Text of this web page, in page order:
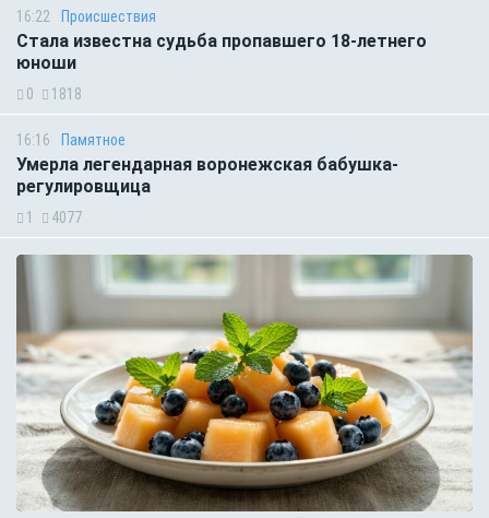
16:22 Происшествия
Стала известна судьба пропавшего 18-летнего
юноши
0 1818
16:16 Памятное
Умерла легендарная воронежская бабушка-
регулировщица
1 4077